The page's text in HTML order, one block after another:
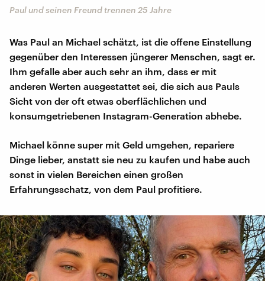
Paul und seinen Freund trennen 25 Jahre
Was Paul an Michael schätzt, ist die offene Einstellung
gegenüber den Interessen jüngerer Menschen, sagt er.
Ihm gefalle aber auch sehr an ihm, dass er mit
anderen Werten ausgestattet sei, die sich aus Pauls
Sicht von der oft etwas oberflächlichen und
konsumgetriebenen Instagram-Generation abhebe.
Michael könne super mit Geld umgehen, repariere
Dinge lieber, anstatt sie neu zu kaufen und habe auch
sonst in vielen Bereichen einen großen
Erfahrungsschatz, von dem Paul profitiere.